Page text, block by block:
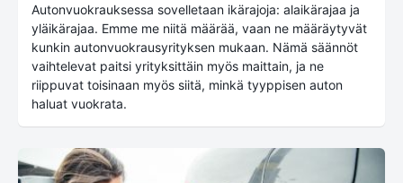
Autonvuokrauksessa sovelletaan ikärajoja: alaikärajaa ja
yläikärajaa. Emme me niitä määrää, vaan ne määräytyvät
kunkin autonvuokrausyrityksen mukaan. Nämä säännöt
vaihtelevat paitsi yrityksittäin myös maittain, ja ne
riippuvat toisinaan myös siitä, minkä tyyppisen auton
haluat vuokrata.